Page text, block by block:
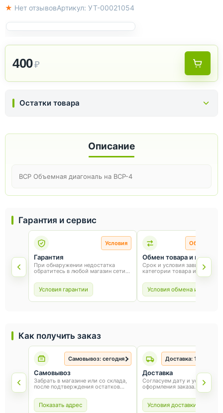
★ Нет отзывовАртикул: УТ-00021054
400₽
Остатки товара
Гарантия и сервис
Условия
Гарантия
При обнаружении недостатка
обратитесь в любой магазин сети
от товара и соблюдения правил
эксплуатации.
Условия гарантии
Обмен и
Обмен товара и возврат
Срок и условия зависят от
категории товара и способа
покупки. Для обмена или
сохраните товарный вид,
и чек.
Условия обмена и
Описание
ВСР Объемная диагональ на ВСР-4
Как получить заказ
Самовывоз: сегодня
Самовывоз
Забрать в магазине или со склада,
после подтверждения остатков
Показать адрес
Доставка: 1-3
Доставка
Согласуем дату и условия
оформления заказа.
Условия доставки